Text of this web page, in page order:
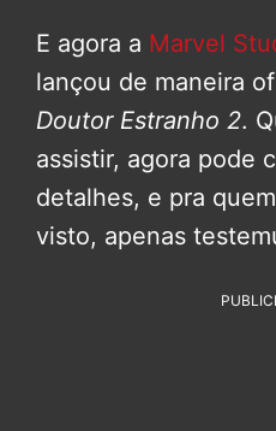
E agora a Marvel
lançou de maneira
Doutor Estranho 2.
assistir, agora pode
detalhes, e pra
visto, apenas